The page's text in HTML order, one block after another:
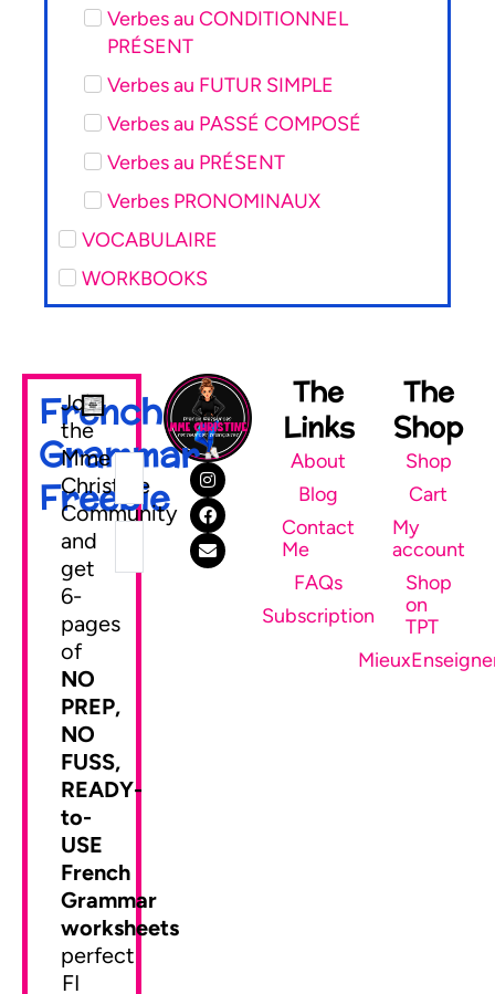
Verbes au CONDITIONNEL
PRÉSENT
Verbes au FUTUR SIMPLE
Verbes au PASSÉ COMPOSÉ
Verbes au PRÉSENT
Verbes PRONOMINAUX
VOCABULAIRE
WORKBOOKS
The
Links
About
Blog
Contact
Me
FAQs
Subscription
The
Shop
Shop
Cart
My
account
Shop
on
TPT
French
Grammar
Freebie
Join
the
Mme
Christine
Community
and
get
6-
pages
of
NO
PREP,
NO
FUSS,
READY-
to-
USE
French
Grammar
worksheets
perfect
FI
SEND ME MY FREEBIE